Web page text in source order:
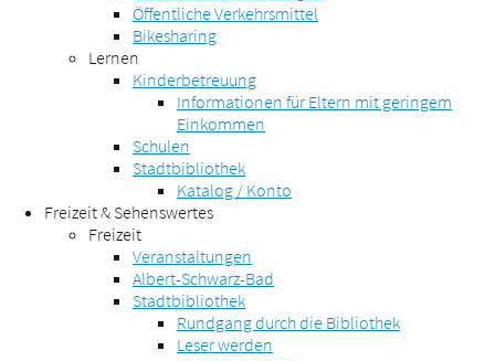
Öffentliche Verkehrsmittel
Bikesharing
Lernen
Kinderbetreuung
Informationen für Eltern mit geringem
Einkommen
Schulen
Stadtbibliothek
Katalog / Konto
Freizeit & Sehenswertes
Freizeit
Veranstaltungen
Albert-Schwarz-Bad
Stadtbibliothek
Rundgang durch die Bibliothek
Leser werden